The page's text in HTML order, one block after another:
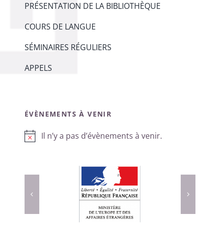
PRÉSENTATION DE LA BIBLIOTHÈQUE
COURS DE LANGUE
SÉMINAIRES RÉGULIERS
APPELS
ÉVÈNEMENTS À VENIR
Notice
Il n’y a pas d’évènements à venir.